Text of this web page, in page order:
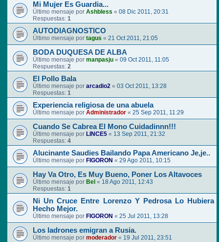
Mi Mujer Es Guardia...
Último mensaje por Ashbless « 08 Dic 2011, 20:31
Respuestas: 1
AUTODIAGNOSTICO
Último mensaje por tagus « 21 Oct 2011, 21:05
BODA DUQUESA DE ALBA
Último mensaje por manpasju « 09 Oct 2011, 11:05
Respuestas: 2
El Pollo Bala
Último mensaje por arcadio2 « 03 Oct 2011, 13:28
Respuestas: 1
Experiencia religiosa de una abuela
Último mensaje por Administrador « 25 Sep 2011, 11:29
Cuando Se Cabrea El Mono Cuidadinnn!!!
Último mensaje por LINCE5 « 13 Sep 2011, 21:32
Respuestas: 4
Alucinante Saudies Bailando Papa Americano Je,je..
Último mensaje por FIGORON « 29 Ago 2011, 10:15
Hay Va Otro, Es Muy Bueno, Poner Los Altavoces
Último mensaje por Bel « 18 Ago 2011, 12:43
Respuestas: 1
Ni Un Cruce Entre Lorenzo Y Pedrosa Lo Hubiera
Hecho Mejor.
Último mensaje por FIGORON « 25 Jul 2011, 13:28
Los ladrones emigran a Rusia.
Último mensaje por moderador « 19 Jul 2011, 23:51